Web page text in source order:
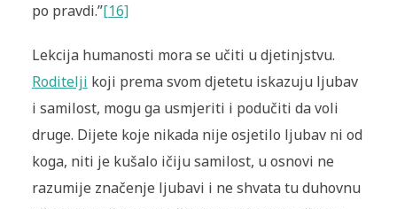
po pravdi.”[16]
Lekcija humanosti mora se učiti u djetinjstvu.
Roditelji koji prema svom djetetu iskazuju ljubav
i samilost, mogu ga usmjeriti i podučiti da voli
druge. Dijete koje nikada nije osjetilo ljubav ni od
koga, niti je kušalo ičiju samilost, u osnovi ne
razumije značenje ljubavi i ne shvata tu duhovnu